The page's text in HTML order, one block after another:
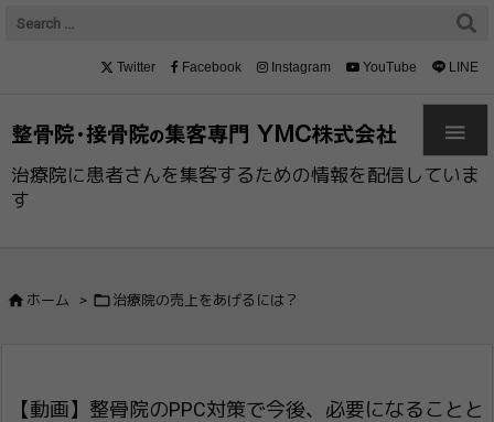
治療院に患者さんを集客するための情報を配信していま
す

Twitter Facebook Instagram YouTube LINE
 ホーム >  治療院の売上をあげるには？
【動画】整骨院のPPC対策で今後、必要に​なることと